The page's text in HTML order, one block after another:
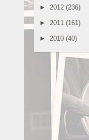
► 2012 (236)
► 2011 (161)
► 2010 (40)